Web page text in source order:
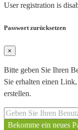
User registration is
Passwort zurücksetzen
×
Bitte geben Sie Ihren
Sie erhalten einen
erstellen.
Bekomme ein neues